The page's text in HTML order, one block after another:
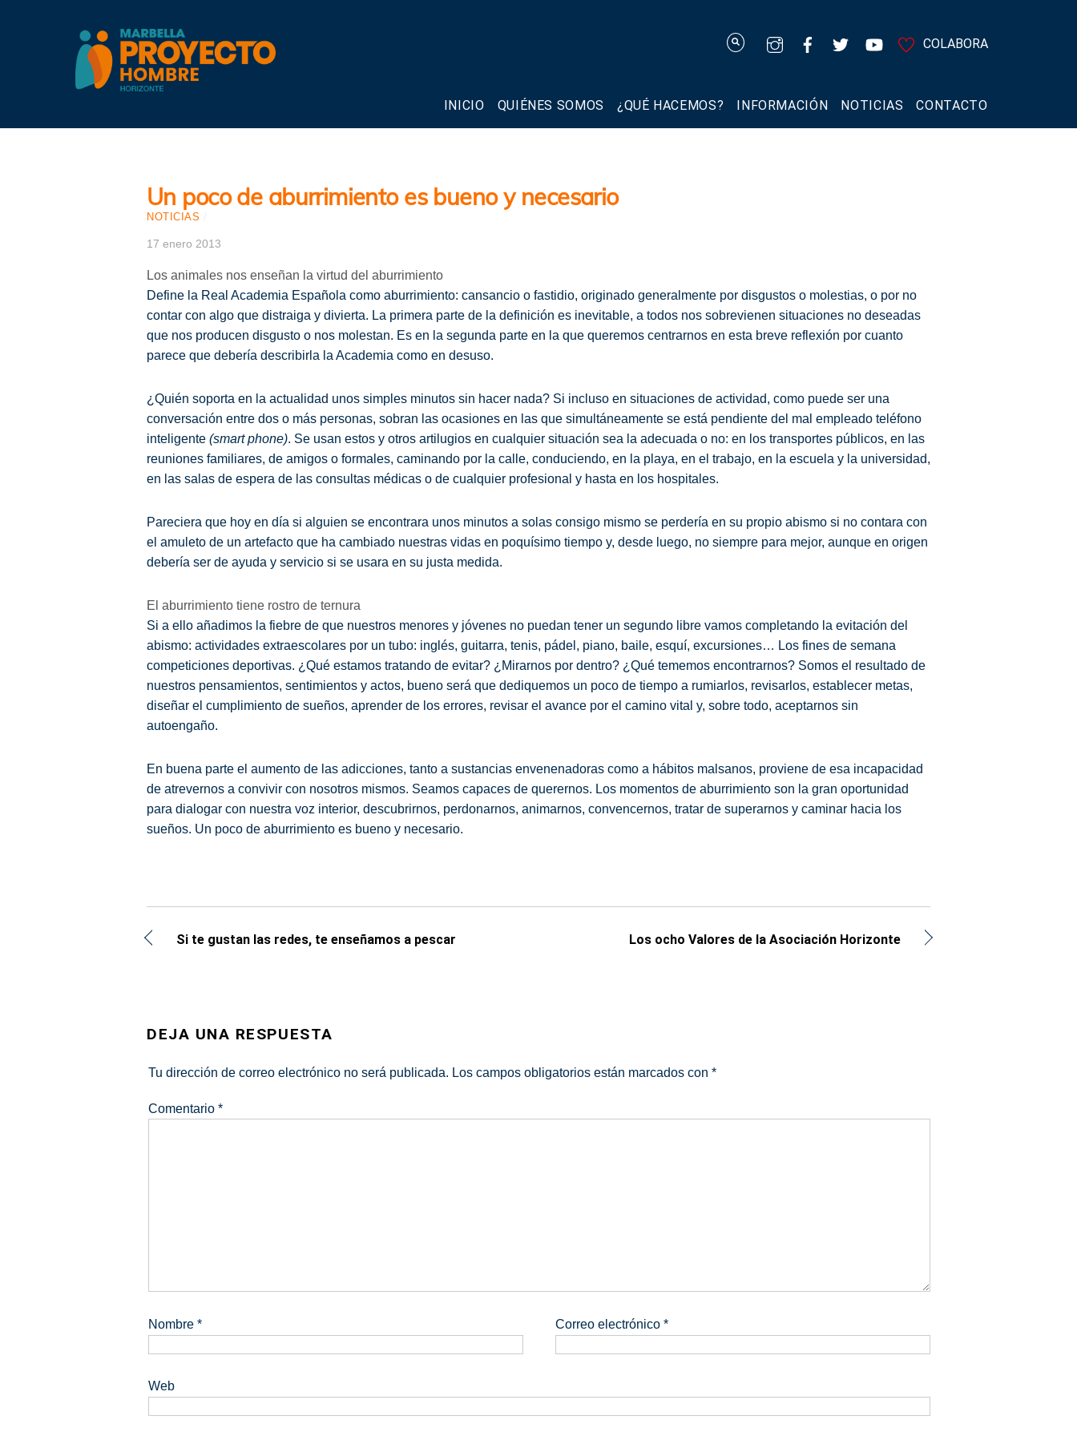
COLABORA
INICIO QUIÉNES SOMOS ¿QUÉ HACEMOS? INFORMACIÓN NOTICIAS CONTACTO
Un poco de aburrimiento es bueno y necesario
NOTICIAS
17 enero 2013
Los animales nos enseñan la virtud del aburrimiento
Define la Real Academia Española como aburrimiento: cansancio o fastidio, originado generalmente por disgustos o molestias, o por no
contar con algo que distraiga y divierta. La primera parte de la definición es inevitable, a todos nos sobrevienen situaciones no deseadas
que nos producen disgusto o nos molestan. Es en la segunda parte en la que queremos centrarnos en esta breve reflexión por cuanto
parece que debería describirla la Academia como en desuso.
¿Quién soporta en la actualidad unos simples minutos sin hacer nada? Si incluso en situaciones de actividad, como puede ser una
conversación entre dos o más personas, sobran las ocasiones en las que simultáneamente se está pendiente del mal empleado teléfono
inteligente (smart phone). Se usan estos y otros artilugios en cualquier situación sea la adecuada o no: en los transportes públicos, en las
reuniones familiares, de amigos o formales, caminando por la calle, conduciendo, en la playa, en el trabajo, en la escuela y la universidad,
en las salas de espera de las consultas médicas o de cualquier profesional y hasta en los hospitales.
Pareciera que hoy en día si alguien se encontrara unos minutos a solas consigo mismo se perdería en su propio abismo si no contara con
el amuleto de un artefacto que ha cambiado nuestras vidas en poquísimo tiempo y, desde luego, no siempre para mejor, aunque en origen
debería ser de ayuda y servicio si se usara en su justa medida.
El aburrimiento tiene rostro de ternura
Si a ello añadimos la fiebre de que nuestros menores y jóvenes no puedan tener un segundo libre vamos completando la evitación del
abismo: actividades extraescolares por un tubo: inglés, guitarra, tenis, pádel, piano, baile, esquí, excursiones… Los fines de semana
competiciones deportivas. ¿Qué estamos tratando de evitar? ¿Mirarnos por dentro? ¿Qué tememos encontrarnos? Somos el resultado de
nuestros pensamientos, sentimientos y actos, bueno será que dediquemos un poco de tiempo a rumiarlos, revisarlos, establecer metas,
diseñar el cumplimiento de sueños, aprender de los errores, revisar el avance por el camino vital y, sobre todo, aceptarnos sin
autoengaño.
En buena parte el aumento de las adicciones, tanto a sustancias envenenadoras como a hábitos malsanos, proviene de esa incapacidad
de atrevernos a convivir con nosotros mismos. Seamos capaces de querernos. Los momentos de aburrimiento son la gran oportunidad
para dialogar con nuestra voz interior, descubrirnos, perdonarnos, animarnos, convencernos, tratar de superarnos y caminar hacia los
sueños. Un poco de aburrimiento es bueno y necesario.
Si te gustan las redes, te enseñamos a pescar Los ocho Valores de la Asociación Horizonte
DEJA UNA RESPUESTA
Tu dirección de correo electrónico no será publicada. Los campos obligatorios están marcados con *
Comentario *
Nombre * Correo electrónico *
Web